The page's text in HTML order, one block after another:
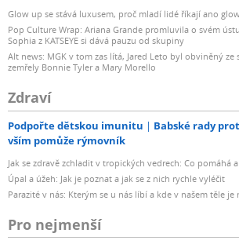
Glow up se stává luxusem, proč mladí lidé říkají ano
Pop Culture Wrap: Ariana Grande promluvila o svém
Sophia z KATSEYE si dává pauzu od skupiny
Alt news: MGK v tom zas lítá, Jared Leto byl obviněný
zemřely Bonnie Tyler a Mary Morello
Zdraví
Podpořte dětskou imunitu Babské rady
vším pomůže rýmovník
Jak se zdravě zchladit v tropických vedrech: Co pomáhá
Úpal a úžeh: Jak je poznat a jak se z nich rychle vyléčit
Parazité v nás: Kterým se u nás líbí a kde v našem těle je
Pro nejmenší